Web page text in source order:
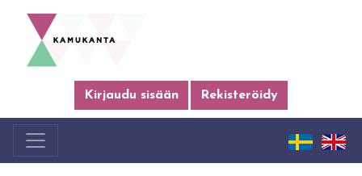
Kirjaudu sisään Rekisteröidy